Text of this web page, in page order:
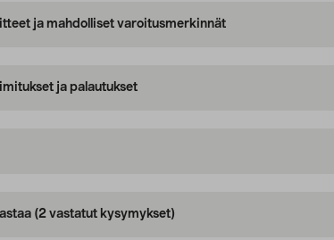
ja mahdolliset varoitusmerkinnät
ja palautukset
(2 vastatut kysymykset)